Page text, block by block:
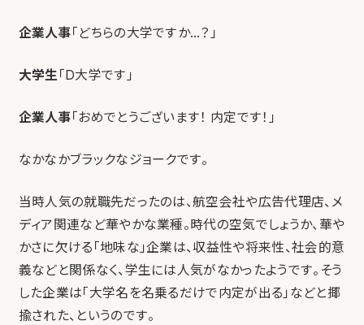
企業人事「どちらの大学ですか…？」
大学生 「D大学です」
企業人事「おめでとうございます！ 内定です！」
なかなかブラックなジョークです。
当時人気の就職先だったのは、航空会社や広告代理店、メ
ディア関連など華やかな業種。時代の空気でしょうか、華や
かさに欠ける「地味な」企業は、収益性や将来性、社会的意
義などと関係なく、学生には人気がなかったようです。そう
した企業は「大学名を名乗るだけで内定が出る」などと揶
揄された、というのです。